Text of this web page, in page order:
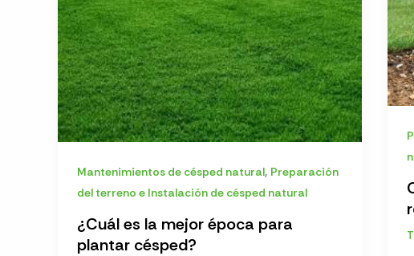
Mantenimientos de césped natural, Preparación
del terreno e Instalación de césped natural
¿Cuál es la mejor época para
plantar césped?